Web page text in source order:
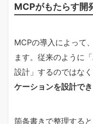
MCPがもたらす開
MCPの導入によって
ます。従来のように
設計」するのではなく
ケーションを設計で
箇条書きで整理する